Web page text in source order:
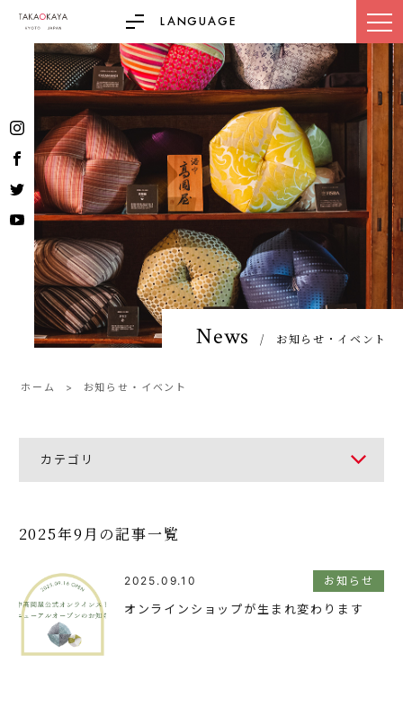
LANGUAGE
ホーム お知らせ・イベント
News お知らせ・イベント
カテゴリ
2025年9月の記事一覧
2025.09.10 お知らせ
オンラインショップが生まれ変わります